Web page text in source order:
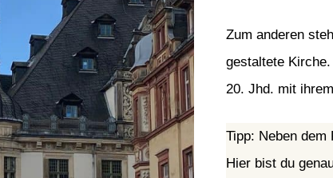
Zum anderen
gestaltete
20. Jhd. mit
Tipp: Neben
Hier bist du